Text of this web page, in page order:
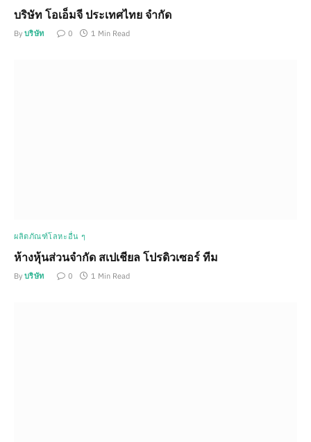
บริษัท โอเอ็มจี ประเทศไทย จำกัด
By บริษัท 0 1 Min Read
ผลิตภัณฑ์โลหะอื่น ๆ
ห้างหุ้นส่วนจำกัด สเปเชียล โปรดิวเซอร์ ทีม
By บริษัท 0 1 Min Read